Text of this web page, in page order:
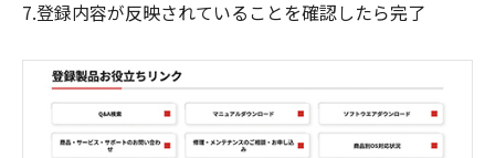
7.登録内容が反映されていることを確認したら完了